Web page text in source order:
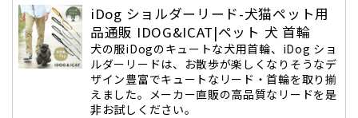
iDog ショルダーリード-犬猫ペット用
品通販 IDOG&ICAT|ペット 犬 首輪
犬の服iDogのキュートな犬用首輪、iDog ショ
ルダーリードは、お散歩が楽しくなりそうなデ
ザイン豊富でキュートなリード・首輪を取り揃
えました。メーカー直販の高品質なリードを是
非お試しください。